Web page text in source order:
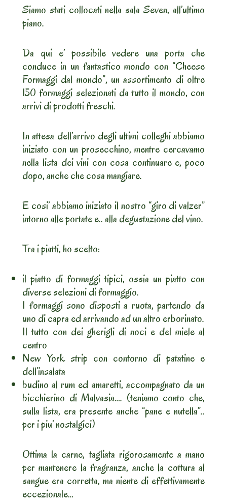
Siamo stati collocati nella sala Seven, all’ultimo
piano.
Da qui e’ possibile vedere una porta che
conduce in un fantastico mondo con “Cheese
Formaggi dal mondo”, un assortimento di oltre
150 formaggi selezionati da tutto il mondo, con
arrivi di prodotti freschi.
In attesa dell’arrivo degli ultimi colleghi abbiamo
iniziato con un prosecchino, mentre cercavamo
nella lista dei vini con cosa continuare e, poco
dopo, anche che cosa mangiare.
E cosi’ abbiamo iniziato il nostro “giro di valzer”
intorno alle portate e.. alla degustazione del vino.
Tra i piatti, ho scelto:
il piatto di formaggi tipici, ossia un piatto con
diverse selezioni di formaggio.
I formaggi sono disposti a ruota, partendo da
uno di capra ed arrivando ad un altro erborinato.
Il tutto con dei gherigli di noci e del miele al
centro
New York strip con contorno di patatine e
dell’insalata
budino al rum ed amaretti, accompagnato da un
bicchierino di Malvasia…. (teniamo conto che,
sulla lista, era presente anche “pane e nutella”..
per i piu’ nostalgici)
Ottima la carne, tagliata rigorosamente a mano
per mantenere la fragranza, anche la cottura al
sangue era corretta, ma niente di effettivamente
eccezionale…